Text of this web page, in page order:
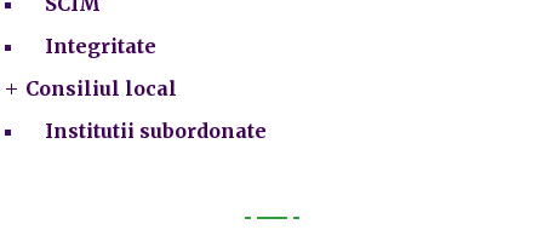
Integritate
Consiliul local
Institutii subordonate